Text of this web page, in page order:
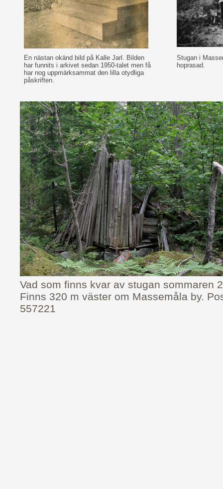
En nästan okänd bild på Kalle Jarl. Bilden
har funnits i arkivet sedan 1950-talet men få
har nog uppmärksammat den lilla otydliga
påskriften.
Stugan i
hoprasad.
Vad som finns kvar av stugan sommaren
Finns 320 m väster om Massemåla by.
557221